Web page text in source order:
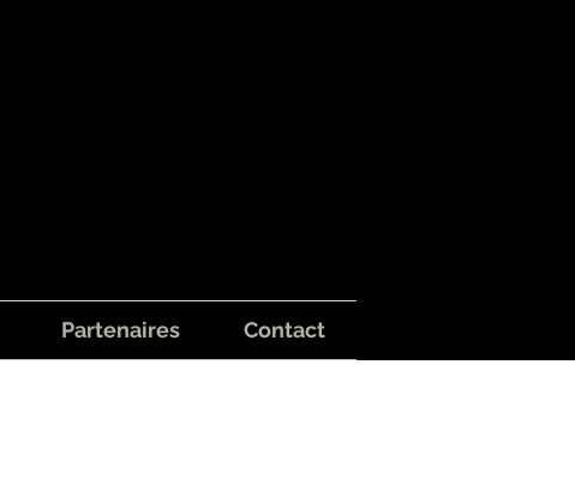
Partenaires Contact